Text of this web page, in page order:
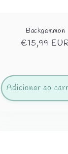
Backgammon
Preço
€15,99
Adicionar ao